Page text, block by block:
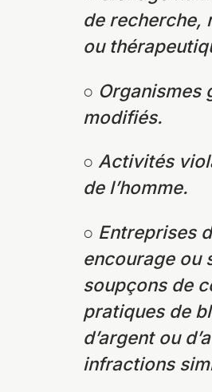
de recherche,
ou
○ Organismes
modifiés.
○ Activités
de l’homme.
○ Entreprises
encourage ou
soupçons de
pratiques de
d’argent ou
infractions